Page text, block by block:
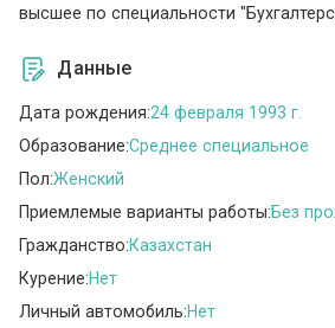
высшее по специальности
Данные
Дата рождения:24 февраля 1993 г.
Образование:Среднее специальное
Пол:Женский
Приемлемые варианты работы:Без
Гражданство:Казахстан
Курение:Нет
Личный автомобиль:Нет